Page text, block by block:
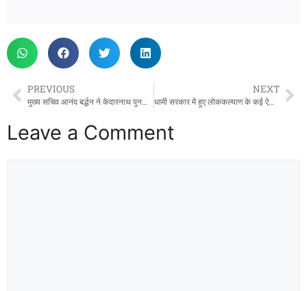
PREVIOUS
मुख्य सचिव आनंद बर्द्धन ने केदारनाथ पुनर्निर्माण और पुनर्विकास कार्य एवं बद्रीनाथ मास्टर प्लान कार्यों की प्रगति की समीक्षा की
NEXT
धामी सरकार में हुए लोककल्याण के कई ऐतिहासिक काम: महाराज
Leave a Comment